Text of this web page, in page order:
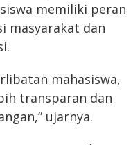
memiliki peran
masyarakat dan
mahasiswa,
transparan dan
ujarnya.